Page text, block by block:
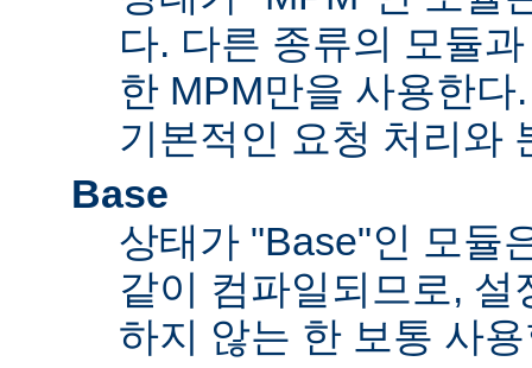
다. 다른 종류의 모듈
한 MPM만을 사용한
기본적인 요청 처리와
Base
상태가 "Base"인 모듈
같이 컴파일되므로,
하지 않는 한 보통 사